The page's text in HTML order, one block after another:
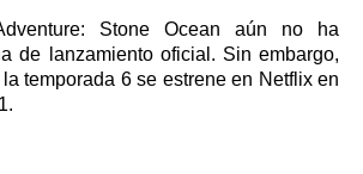
Stone Ocean aún no ha
de lanzamiento oficial. Sin embargo,
temporada 6 se estrene en Netflix en